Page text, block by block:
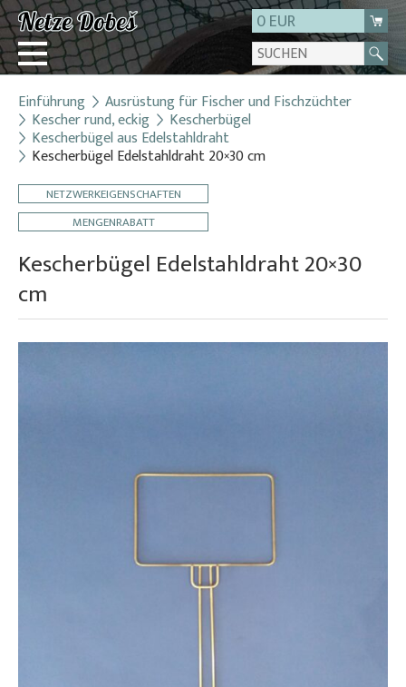
0 EUR
Login
Registrierung
Kontakt
Einführung Ausrüstung für Fischer und Fischzüchter
Kescher rund, eckig Kescherbügel
Kescherbügel aus Edelstahldraht
Kescherbügel Edelstahldraht 20×30 cm
NETZWERKEIGENSCHAFTEN
MENGENRABATT
Kescherbügel Edelstahldraht 20×30
cm